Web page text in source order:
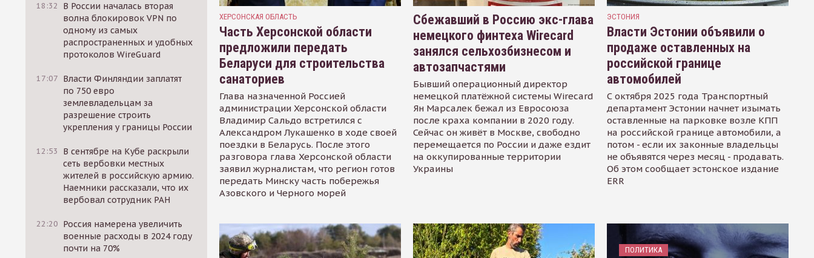
18:32
В России началась вторая
волна блокировок VPN по
одному из самых
распространенных и удобных
протоколов WireGuard
17:07 Власти Финляндии заплатят
по 750 евро
землевладельцам за
разрешение строить
укрепления у границы России
12:53
В сентябре на Кубе раскрыли
сеть вербовки местных
жителей в российскую армию.
Наемники рассказали, что их
вербовал сотрудник РАН
22:20 Россия намерена увеличить
военные расходы в 2024 году
почти на 70%
ХЕРСОНСКАЯ ОБЛАСТЬ
Часть Херсонской области
предложили передать
Беларуси для строительства
санаториев
Глава назначенной Россией
администрации Херсонской области
Владимир Сальдо встретился с
Александром Лукашенко в ходе своей
поездки в Беларусь. После этого
разговора глава Херсонской области
заявил журналистам, что регион готов
передать Минску часть побережья
Азовского и Черного морей
Сбежавший в Россию экс-глава
немецкого финтеха Wirecard
занялся сельхозбизнесом и
автозапчастями
Бывший операционный директор
немецкой платёжной системы Wirecard
Ян Марсалек бежал из Евросоюза
после краха компании в 2020 году.
Сейчас он живёт в Москве, свободно
перемещается по России и даже ездит
на оккупированные территории
Украины
ЭСТОНИЯ
Власти Эстонии объявили о
продаже оставленных на
российской границе
автомобилей
С октября 2025 года Транспортный
департамент Эстонии начнет изымать
оставленные на парковке возле КПП
на российской границе автомобили, а
потом - если их законные владельцы
не объявятся через месяц - продавать.
Об этом сообщает эстонское издание
ERR
ПОЛИТИКА